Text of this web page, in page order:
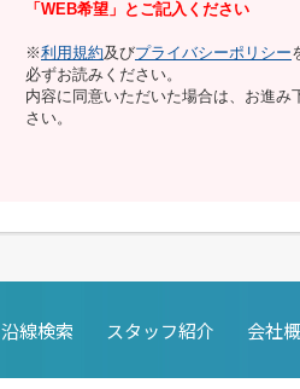
「WEB希望」とご記入ください
※利用規約及びプライバシーポリシー
必ずお読みください。
内容に同意いただいた場合は、お進み
さい。
沿線検索 スタッフ紹介 会社